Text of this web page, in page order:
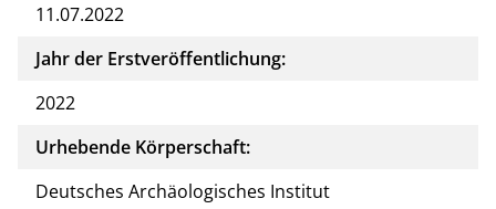
11.07.2022
Jahr der Erstveröffentlichung:
2022
Urhebende Körperschaft:
Deutsches Archäologisches Institut